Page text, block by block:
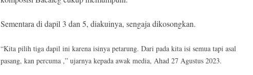
Sementara di dapil 3 dan 5, diakuinya, sengaja dikosongkan.
“Kita pilih tiga dapil ini karena isinya petarung. Dari pada kita isi semua tapi asal
pasang, kan percuma ,” ujarnya kepada awak media, Ahad 27 Agustus 2023.